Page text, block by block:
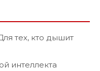
тех, кто дышит
интеллекта